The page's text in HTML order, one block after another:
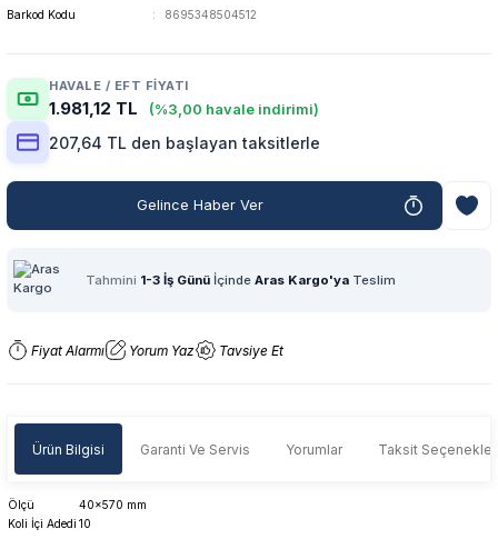
Barkod Kodu
8695348504512
HAVALE / EFT FIYATI
1.981,12 TL (%3,00 havale indirimi)
207,64 TL den başlayan taksitlerle
Gelince Haber Ver
Tahmini 1-3 İş Günü İçinde Aras Kargo'ya Teslim
Fiyat Alarmı Yorum Yaz Tavsiye Et
Ürün Bilgisi Garanti Ve Servis Yorumlar Taksit
Ölçü
40x570 mm
Koli İçi Adedi 10